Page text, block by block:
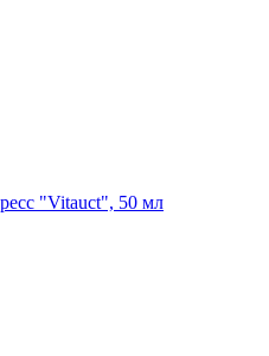
"Vitauct", 50 мл